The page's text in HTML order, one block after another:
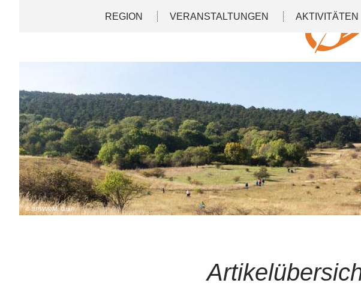
REGION VERANSTALTUNGEN AKTIVITÄTEN
© BPWW/M. Graf